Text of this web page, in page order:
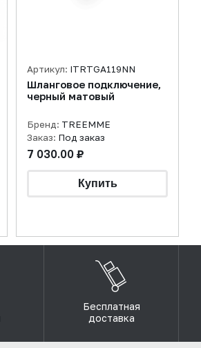
Артикул: ITRTGA119NN
Шланговое подключение,
черный матовый
Бренд: TREEMME
Заказ: Под заказ
7 030.00 ₽
Бесплатная
доставка